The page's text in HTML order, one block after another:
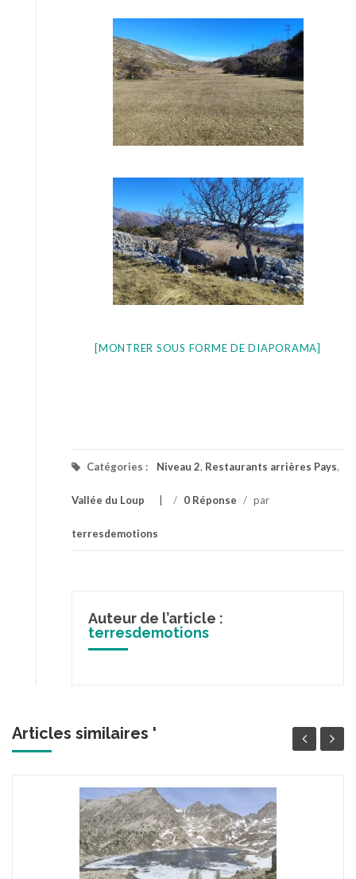
[MONTRER SOUS FORME DE DIAPORAMA]
Catégories : Niveau 2, Restaurants arrières Pays,
Vallée du Loup / 0 Réponse / par
terresdemotions
Auteur de l’article :
terresdemotions
Articles similaires '